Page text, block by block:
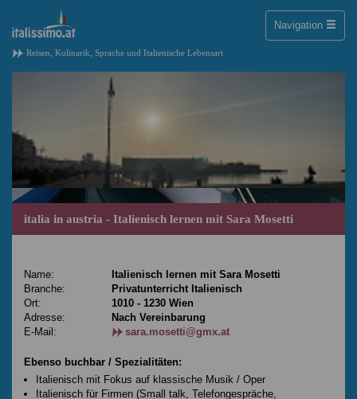
Reisen, Kulinarik, Sprache und Italienische Lebensart
Navigation Toggle
italia in austria - Italienisch lernen mit Sara Mosetti
Name:
Italienisch lernen mit Sara Mosetti
Branche:
Privatunterricht Italienisch
Ort:
1010 - 1230 Wien
Adresse:
Nach Vereinbarung
E-Mail:
sara.mosetti@gmx.at
Ebenso buchbar / Spezialitäten:
Italienisch mit Fokus auf klassische Musik / Oper
Italienisch für Firmen (Small talk, Telefongespräche,